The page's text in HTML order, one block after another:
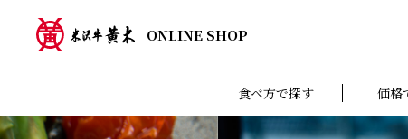
ONLINE SHOP
食べ方で探す 価格